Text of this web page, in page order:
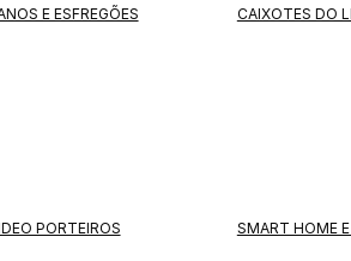
E ESFREGÕES CAIXOTES DO
PORTEIROS SMART HOME